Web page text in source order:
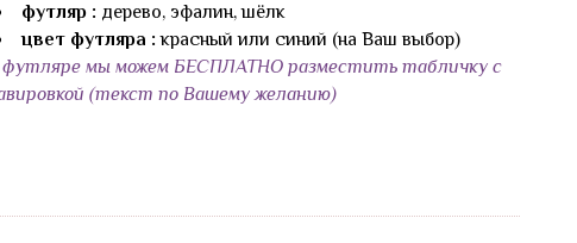
футляр : дерево, эфалин, шёлк
цвет футляра :красный или синий (на Ваш выбор)
футляре мы можем БЕСПЛАТНО разместить табличку с
(текст по Вашему желанию)